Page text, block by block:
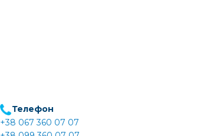
Телефон
+38 067 360 07 07